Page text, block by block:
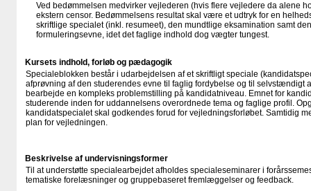
Ved bedømmelsen medvirker vejlederen (hvis flere vejledere da alene
ekstern censor. Bedømmelsens resultat skal være et udtryk for en
skriftlige specialet (inkl. resumeet), den mundtlige eksamination samt
formuleringsevne, idet det faglige indhold dog vægter tungest.
Kursets indhold, forløb og pædagogik
Specialeblokken består i udarbejdelsen af et skriftligt speciale
afprøvning af den studerendes evne til faglig fordybelse og til selvstændigt
bearbejde en kompleks problemstilling på kandidatniveau. Emnet for
studerende inden for uddannelsens overordnede tema og faglige profil.
kandidatspecialet skal godkendes forud for vejledningsforløbet. Samtidig
plan for vejledningen.
Beskrivelse af undervisningsformer
Til at understøtte specialearbejdet afholdes specialeseminarer i
tematiske forelæsninger og gruppebaseret fremlæggelser og feedback.